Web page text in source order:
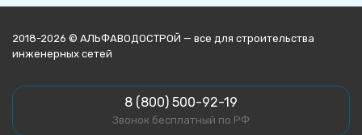
2018-2026 © АЛЬФАВОДОСТРОЙ — все для строительства
инженерных сетей
8 (800) 500-92-19
Звонок бесплатный по РФ